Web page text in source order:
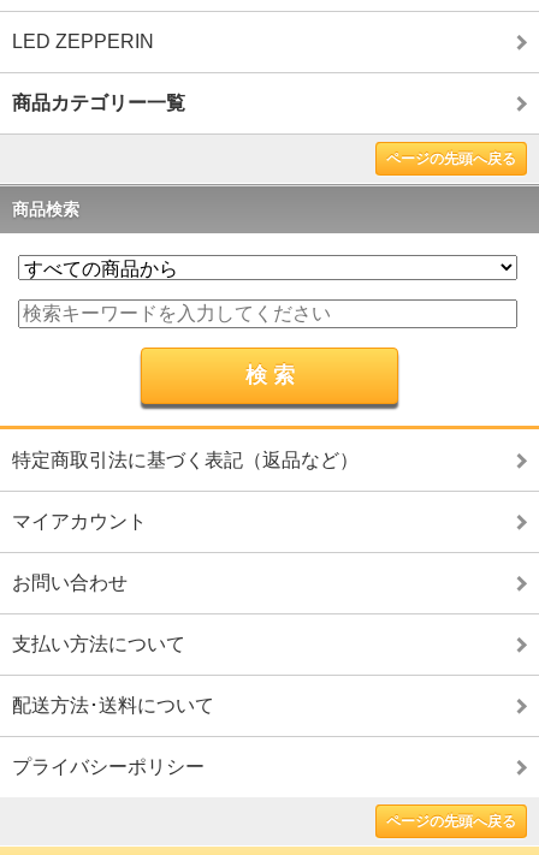
LED ZEPPERIN
商品カテゴリー一覧
ページの先頭へ戻る
商品検索
特定商取引法に基づく表記（返品など）
マイアカウント
お問い合わせ
支払い方法について
配送方法･送料について
プライバシーポリシー
ページの先頭へ戻る